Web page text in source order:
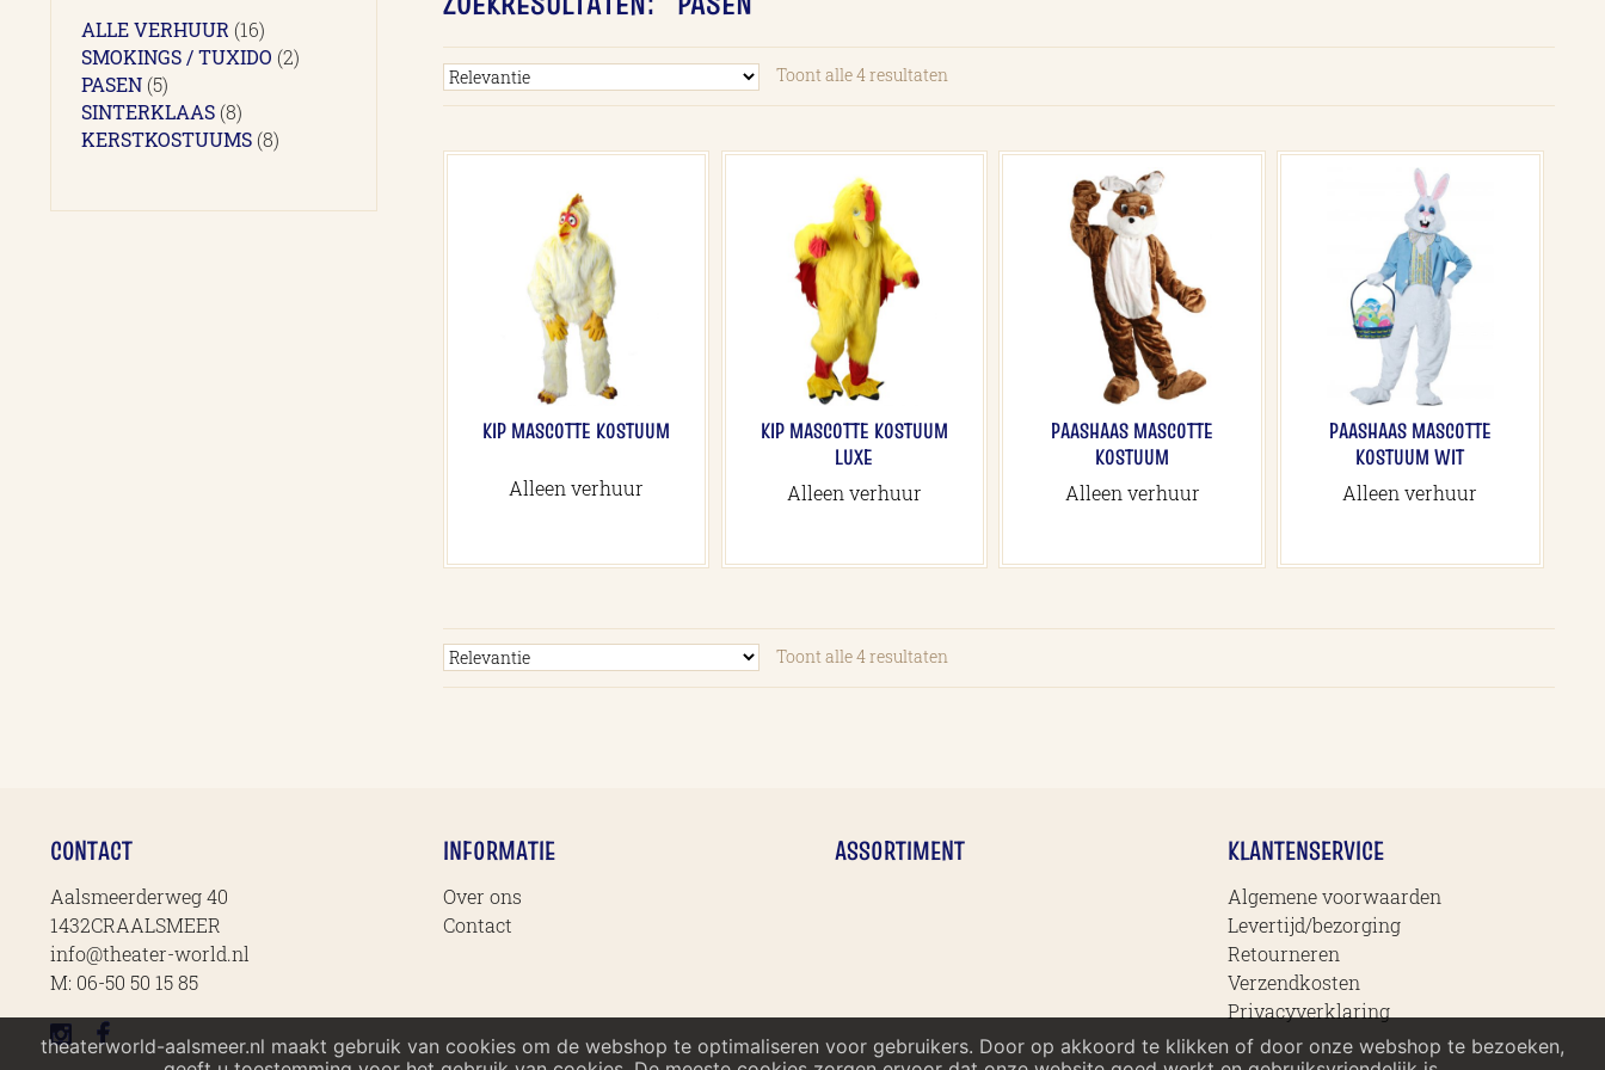
Toont alle 4 resultaten
KIP MASCOTTE KOSTUUM
Alleen verhuur
KIP MASCOTTE KOSTUUM
LUXE
Alleen verhuur
PAASHAAS MASCOTTE
KOSTUUM
Alleen verhuur
PAASHAAS MASCOTTE
KOSTUUM WIT
Alleen verhuur
Toont alle 4 resultaten
ALLE VERHUUR 1616
producten
SMOKINGS / TUXIDO 22
PASEN 55
producten
SINTERKLAAS 88
producten
KERSTKOSTUUMS 88
CONTACT
Aalsmeerderweg 40
1432CRAALSMEER
info@theater-world.nl
M: 06-50 50 15 85
INFORMATIE
Over ons
Contact
ASSORTIMENT KLANTENSERVICE
Algemene voorwaarden
Levertijd/bezorging
Retourneren
Verzendkosten
Privacyverklaring
theaterworld-aalsmeer.nl maakt gebruik van cookies om de webshop te optimaliseren voor gebruikers. Door op akkoord te klikken of door onze webshop te bezoeken,